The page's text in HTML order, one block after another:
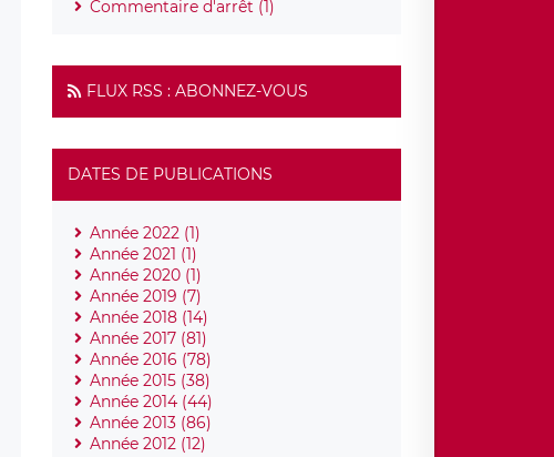
Commentaire d'arrêt (1)
FLUX RSS : ABONNEZ-VOUS
DATES DE PUBLICATIONS
Année 2022 (1)
Année 2021 (1)
Année 2020 (1)
Année 2019 (7)
Année 2018 (14)
Année 2017 (81)
Année 2016 (78)
Année 2015 (38)
Année 2014 (44)
Année 2013 (86)
Année 2012 (12)